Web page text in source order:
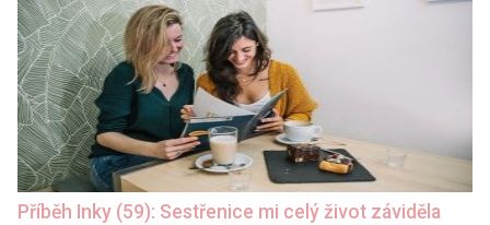
Příběh Inky (59): Sestřenice mi celý život záviděla